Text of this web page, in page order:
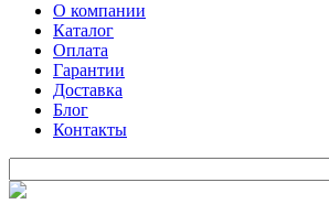
О компании
Каталог
Оплата
Гарантии
Доставка
Блог
Контакты